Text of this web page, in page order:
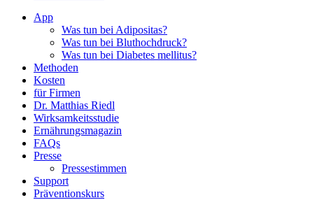
App
Was tun bei Adipositas?
Was tun bei Bluthochdruck?
Was tun bei Diabetes mellitus?
Methoden
Kosten
für Firmen
Dr. Matthias Riedl
Wirksamkeitsstudie
Ernährungsmagazin
FAQs
Presse
Pressestimmen
Support
Präventionskurs